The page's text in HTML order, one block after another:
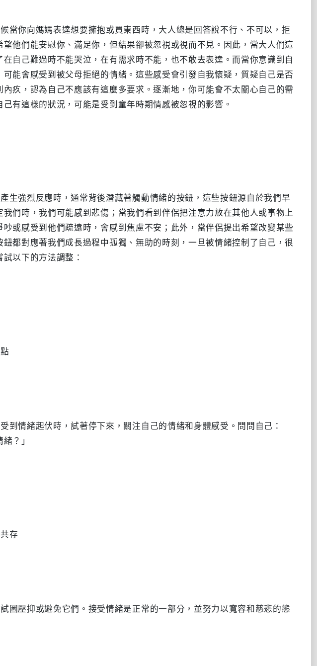
當你向媽媽表達想要擁抱或買東西時，大人總是回答說不行、不可以，拒
他們能安慰你、滿足你，但結果卻被忽視或視而不見。因此，當大人們這
自己難過時不能哭泣，在有需求時不能，也不敢去表達。而當你意識到自
能會感受到被父母拒絕的情緒。這些感受會引發自我懷疑，質疑自己是否
疚，認為自己不應該有這麼多要求。逐漸地，你可能會不太關心自己的需
有這樣的狀況，可能是受到童年時期情感被忽視的影響。
們時，我們可能感到悲傷；當我們看到伴侶把注意力放在其他人或事物上
或感受到他們疏遠時，會感到焦慮不安；此外，當伴侶提出希望改變某些
都對應著我們成長過程中孤獨、無助的時刻，一旦被情緒控制了自己，很
以下的方法調整：
？」
存